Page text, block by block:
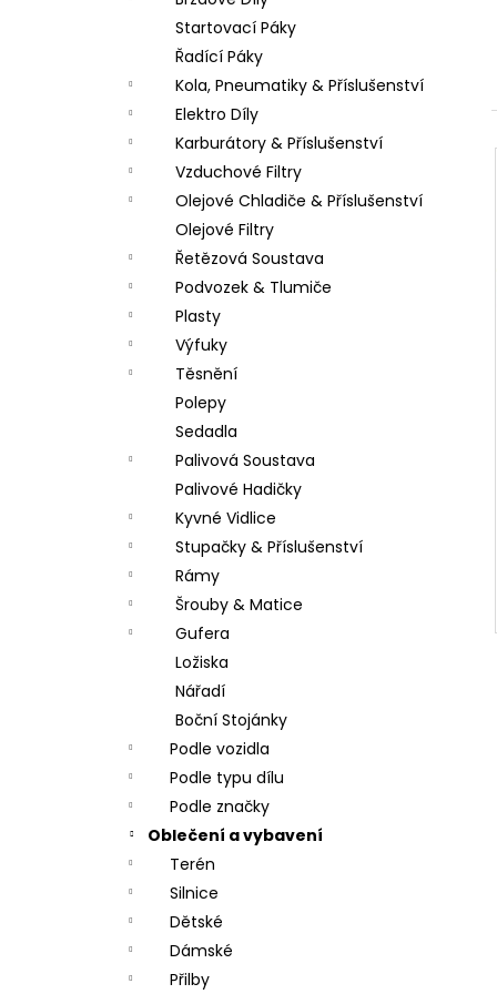
Startovací Páky
Řadící Páky
Kola, Pneumatiky & Příslušenství
Elektro Díly
Karburátory & Příslušenství
Vzduchové Filtry
Olejové Chladiče & Příslušenství
Olejové Filtry
Řetězová Soustava
Podvozek & Tlumiče
Plasty
Výfuky
Těsnění
Polepy
Sedadla
Palivová Soustava
Palivové Hadičky
Kyvné Vidlice
Stupačky & Příslušenství
Rámy
Šrouby & Matice
Gufera
Ložiska
Nářadí
Boční Stojánky
Podle vozidla
Podle typu dílu
Podle značky
Oblečení a vybavení
Terén
Silnice
Dětské
Dámské
Přilby
PITBIKE DUŠE PŘEDNÍ 14 PALCŮ
200 Kč